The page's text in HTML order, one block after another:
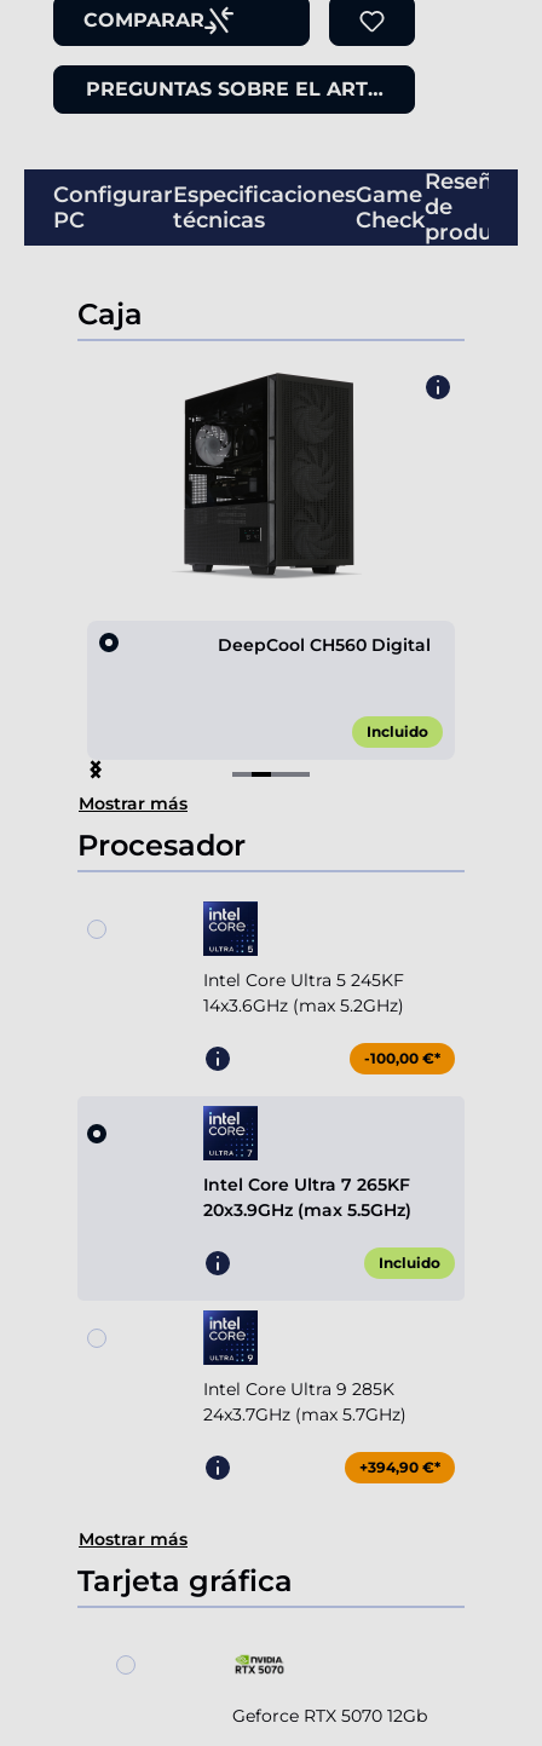
COMPARAR
PREGUNTAS SOBRE EL ARTÍCULO
Configurar
PC
Especificaciones
técnicas
Game
Check
Reseñas
de
productos
Caja
DeepCool CH560 Digital
Incluido
Item
2
of
4
Mostrar más
Procesador
Intel Core Ultra 5 245KF
14x3.6GHz (max 5.2GHz)
-100,00 €*
Intel Core Ultra 7 265KF
20x3.9GHz (max 5.5GHz)
Incluido
Intel Core Ultra 9 285K
24x3.7GHz (max 5.7GHz)
+394,90 €*
Mostrar más
Tarjeta gráfica
Geforce RTX 5070 12Gb